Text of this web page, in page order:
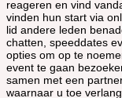
reageren en vind
vinden hun start via
lid andere leden
chatten, speeddates
opties om op te
event te gaan
samen met een
waarnaar u toe